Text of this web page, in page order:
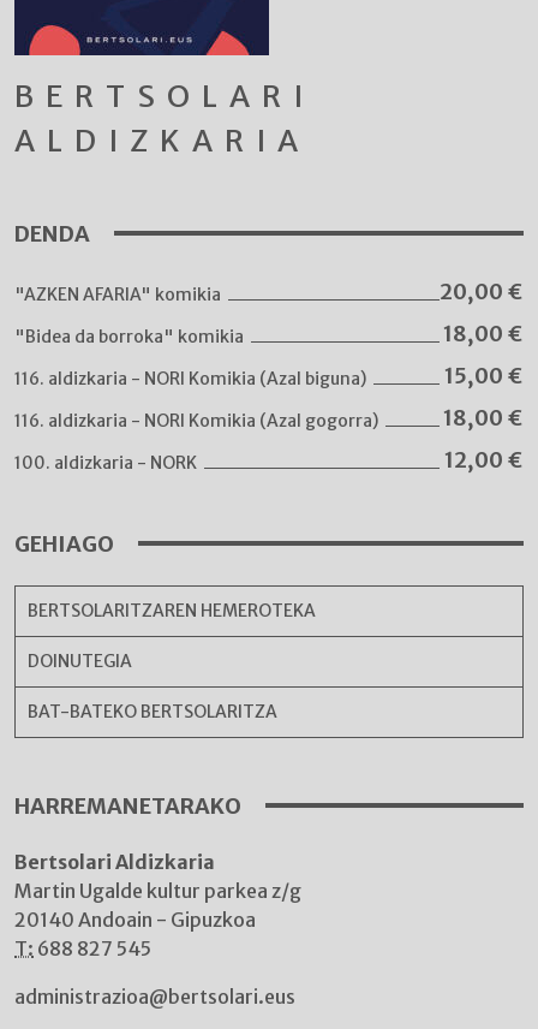
BERTSOLARI
ALDIZKARIA
DENDA
"AZKEN AFARIA" komikia 20,00 €
"Bidea da borroka" komikia 18,00 €
116. aldizkaria - NORI Komikia (Azal biguna) 15,00 €
116. aldizkaria - NORI Komikia (Azal gogorra) 18,00 €
100. aldizkaria - NORK 12,00 €
GEHIAGO
BERTSOLARITZAREN HEMEROTEKA
DOINUTEGIA
BAT-BATEKO BERTSOLARITZA
HARREMANETARAKO
Bertsolari Aldizkaria
Martin Ugalde kultur parkea z/g
20140 Andoain - Gipuzkoa
T: 688 827 545
administrazioa@bertsolari.eus